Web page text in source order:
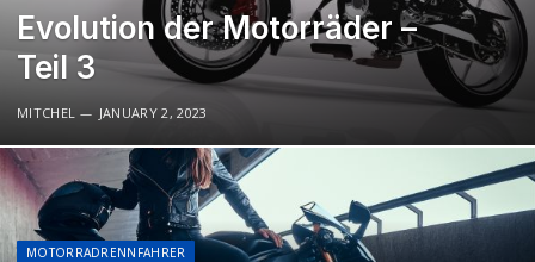
Evolution der Motorräder –
Teil 3
MITCHEL JANUARY 2, 2023
MOTORRADRENNFAHRER